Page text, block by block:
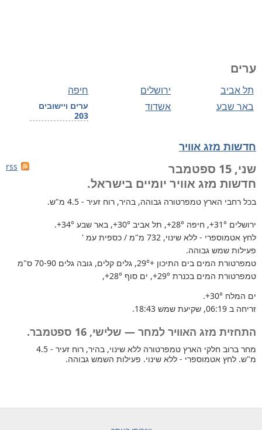
ערים
חיפה ירושלים תל אביב
ערים ויישובים
203
אשדוד באר שבע
חדשות מזג אוויר
rss
שני, 15 ספטמבר
חדשות מזג אוויר יומיים בישראל.
בכל רחבי הארץ טמפרטורה גבוהה, בהיר, רוח זעיר - 4.5 מ"ש.
ירושלים +31°, חיפה +28°, תל אביב +30°, באר שבע +34°
.
לחץ אטמוספרי - ללא שינוי, 732 מ"מ / כספית עמ '
פעילות שמש גבוהה.
טמפרטורת המים בים התיכון +29°
, גלים קלים, גובה גלים 70-90 ס"מ
טמפרטורת המים בכנרת +29°, ים סוף +28°
,
ים המלח +30°
.
זריחה ב 06:19, שקיעת שמש 18:43.
התחזית מזג האוויר למחר — שלישי, 16 ספטמבר.
מחר ברוב חלקי הארץ טמפרטורה ללא שינוי, בהיר, רוח זעיר - 4.5
מ"ש. לחץ אטמוספרי - ללא שינוי. פעילות השמש גבוהה.